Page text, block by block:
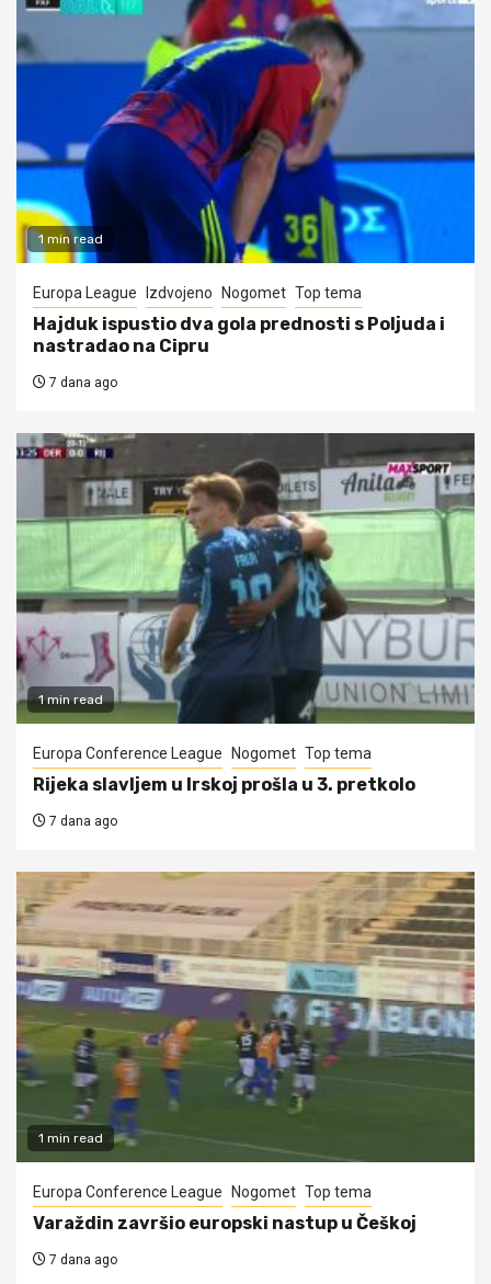
1 min read
Europa League Izdvojeno Nogomet Top tema
Hajduk ispustio dva gola prednosti s Poljuda i
nastradao na Cipru
7 dana ago
1 min read
Europa Conference League Nogomet Top tema
Rijeka slavljem u Irskoj prošla u 3. pretkolo
7 dana ago
1 min read
Europa Conference League Nogomet Top tema
Varaždin završio europski nastup u Češkoj
7 dana ago